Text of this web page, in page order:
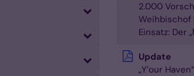
2.000
Weihbischof
Einsatz: Der
Update
„Y’our